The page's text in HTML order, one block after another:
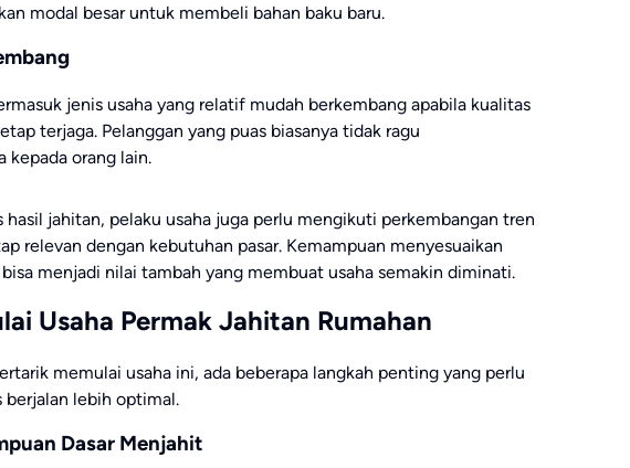
modal besar untuk membeli bahan baku baru.
jenis usaha yang relatif mudah berkembang apabila kualitas
terjaga. Pelanggan yang puas biasanya tidak ragu
kepada orang lain.
hasil jahitan, pelaku usaha juga perlu mengikuti perkembangan tren
relevan dengan kebutuhan pasar. Kemampuan menyesuaikan
menjadi nilai tambah yang membuat usaha semakin diminati.
Usaha Permak Jahitan Rumahan
memulai usaha ini, ada beberapa langkah penting yang perlu
berjalan lebih optimal.
Dasar Menjahit